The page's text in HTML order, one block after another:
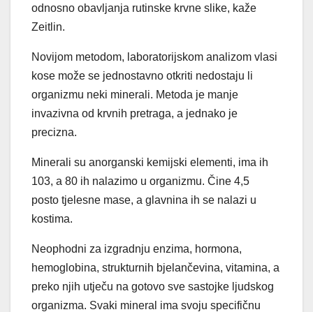
odnosno obavljanja rutinske krvne slike, kaže
Zeitlin.
Novijom metodom, laboratorijskom analizom vlasi
kose može se jednostavno otkriti nedostaju li
organizmu neki minerali. Metoda je manje
invazivna od krvnih pretraga, a jednako je
precizna.
Minerali su anorganski kemijski elementi, ima ih
103, a 80 ih nalazimo u organizmu. Čine 4,5
posto tjelesne mase, a glavnina ih se nalazi u
kostima.
Neophodni za izgradnju enzima, hormona,
hemoglobina, strukturnih bjelančevina, vitamina, a
preko njih utječu na gotovo sve sastojke ljudskog
organizma. Svaki mineral ima svoju specifičnu